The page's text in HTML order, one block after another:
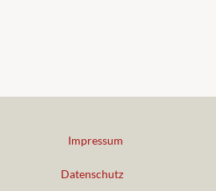
Impressum
Datenschutz